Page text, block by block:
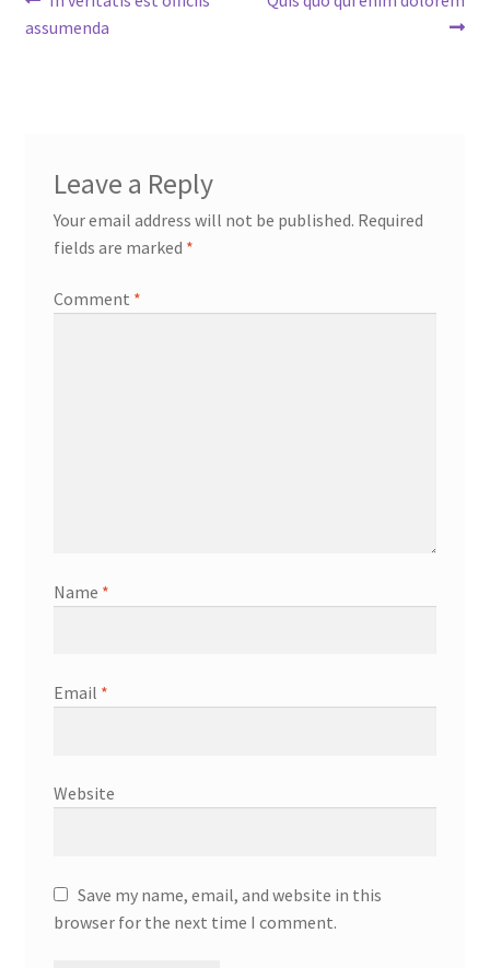
navigation
post:
assumenda
Leave a Reply
Your email address will not be published. Required
fields are marked *
Comment *
Name *
Email *
Website
Save my name, email, and website in this
browser for the next time I comment.